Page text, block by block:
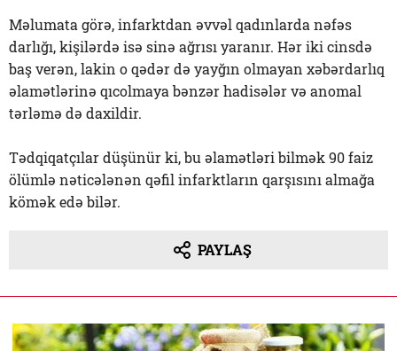
Məlumata görə, infarktdan əvvəl qadınlarda nəfəs
darlığı, kişilərdə isə sinə ağrısı yaranır. Hər iki cinsdə
baş verən, lakin o qədər də yayğın olmayan xəbərdarlıq
əlamətlərinə qıcolmaya bənzər hadisələr və anomal
tərləmə də daxildir.
Tədqiqatçılar düşünür ki, bu əlamətləri bilmək 90 faiz
ölümlə nəticələnən qəfil infarktların qarşısını almağa
kömək edə bilər.
PAYLAŞ